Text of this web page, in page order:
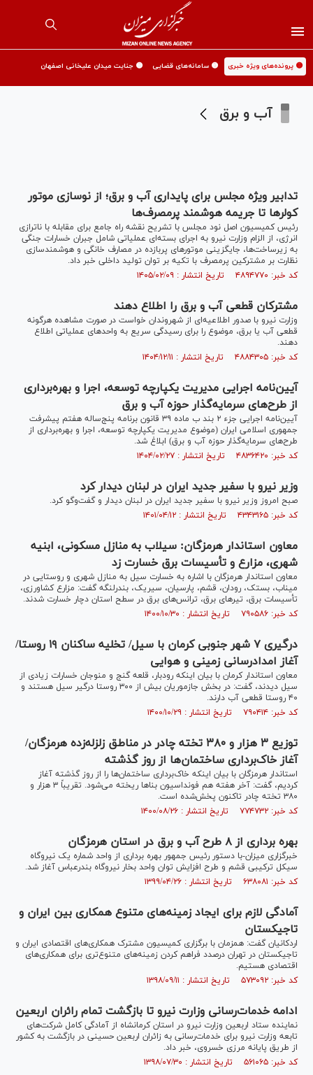
🟡 پرونده‌های ویژه خبری 🟡 سامانه‌های قضایی 🟡 جنایت میدان علیخانی اصفهان
آب و برق
تدابیر ویژه مجلس برای پایداری آب و برق؛ از نوسازی موتور
کولرها تا جریمه هوشمند پرمصرف‌ها
رئیس کمیسیون اصل نود مجلس با تشریح نقشه راه جامع برای مقابله با ناترازی
انرژی، از الزام وزارت نیرو به اجرای بسته‌ای عملیاتی شامل جبران خسارات جنگی
به زیرساخت‌ها، جایگزینی موتورهای پربازده در مصارف خانگی و هوشمندسازی
نظارت بر مشترکین پرمصرف با تکیه بر توان تولید داخلی خبر داد.
کد خبر: ۴۸۹۴۷۷۰ تاریخ انتشار : ۱۴۰۵/۰۲/۰۹
مشترکان قطعی آب و برق را اطلاع دهند
وزارت نیرو با صدور اطلاعیه‌ای از شهروندان خواست در صورت مشاهده هرگونه
قطعی آب یا برق، موضوع را برای رسیدگی سریع به واحدهای عملیاتی اطلاع
دهند.
کد خبر: ۴۸۸۴۳۰۵ تاریخ انتشار : ۱۴۰۴/۱۲/۱۱
آیین‌نامه اجرایی مدیریت یکپارچه توسعه، اجرا و بهره‌برداری
از طرح‌های سرمایه‌گذار حوزه آب و برق
آیین‌نامه اجرایی جزء ۲ بند ب ماده ۳۹ قانون برنامه پنج‌ساله هفتم پیشرفت
جمهوری اسلامی ایران (موضوع مدیریت یکپارچه توسعه، اجرا و بهره‌برداری از
طرح‌های سرمایه‌گذار حوزه آب و برق) ابلاغ شد.
کد خبر: ۴۸۳۶۴۲۰ تاریخ انتشار : ۱۴۰۴/۰۲/۲۷
وزیر نیرو با سفیر جدید ایران در لبنان دیدار کرد
صبح امروز وزیر نیرو با سفیر جدید ایران در لبنان دیدار و گفت‌وگو کرد.
کد خبر: ۴۳۴۳۱۶۵ تاریخ انتشار : ۱۴۰۱/۰۴/۱۲
معاون استاندار هرمزگان: سیلاب به منازل مسکونی، ابنیه
شهری، مزارع و تأسیسات برق خسارت زد
معاون استاندار هرمزگان با اشاره به خسارت سیل به منازل شهری و روستایی در
میناب، بستک، رودان، قشم، پارسیان، سیریک، بندرلنگه گفت: مزارع کشاورزی،
تأسیسات برق، تیرهای برق، ترانس‌های برق در سطح استان دچار خسارت شدند.
کد خبر: ۷۹۰۵۸۶ تاریخ انتشار : ۱۴۰۰/۱۰/۳۰
درگیری ۷ شهر جنوبی کرمان با سیل/ تخلیه ساکنان ۱۹ روستا/
آغاز امدادرسانی زمینی و هوایی
معاون استاندار کرمان با بیان اینکه رودبار، قلعه گنج و منوجان خسارات زیادی از
سیل دیدند، گفت: در بخش جازموریان بیش از ۳۰۰ روستا درگیر سیل هستند و
۴۰ روستا قطعی آب دارند.
کد خبر: ۷۹۰۴۱۴ تاریخ انتشار : ۱۴۰۰/۱۰/۲۹
توزیع ۳ هزار و ۳۸۰ تخته چادر در مناطق زلزله‌زده هرمزگان/
آغاز خاک‌برداری ساختمان‌ها از روز گذشته
استاندار هرمزگان با بیان اینکه خاک‌برداری ساختمان‌ها را از روز گذشته آغاز
کردیم، گفت: آخر هفته هم فونداسیون بناها ریخته می‌شود. تقریباً ۳ هزار و
۳۸۰ تخته چادر تاکنون پخش‌شده است.
کد خبر: ۷۷۴۷۳۲ تاریخ انتشار : ۱۴۰۰/۰۸/۲۶
بهره برداری از ۸ طرح آب و برق در استان هرمزگان
خبرگزاری میزان-با دستور رئیس جمهور بهره برداری از واحد شماره یک نیروگاه
سیکل ترکیبی قشم و طرح افزایش توان واحد بخار نیروگاه بندرعباس آغاز شد.
کد خبر: ۶۳۸۰۸۱ تاریخ انتشار : ۱۳۹۹/۰۴/۲۶
آمادگی لازم برای ایجاد زمینه‌های متنوع همکاری بین ایران و
تاجیکستان
اردکانیان گفت: همزمان با برگزاری کمیسیون مشترک همکاری‌های اقتصادی ایران و
تاجیکستان در تهران درصدد فراهم کردن زمینه‌های متنوع‌تری برای همکاری‌های
اقتصادی هستیم.
کد خبر: ۵۷۳۰۹۲ تاریخ انتشار : ۱۳۹۸/۰۹/۱۱
ادامه خدمات‌رسانی وزارت نیرو تا بازگشت تمام رائران اربعین
نماینده ستاد اربعین وزارت نیرو در استان کرمانشاه از آمادگی کامل شرکت‌های
تابعه وزارت نیرو برای خدمات‌رسانی به زائران اربعین حسینی در بازگشت به کشور
از طریق پایانه مرزی خسروی، خبر داد.
کد خبر: ۵۶۱۰۶۵ تاریخ انتشار : ۱۳۹۸/۰۷/۳۰